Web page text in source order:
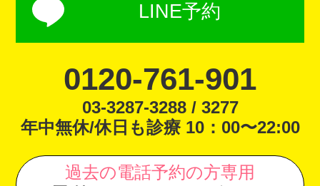
LINE予約
0120-761-901
03-3287-3288 / 3277
年中無休/休日も診療 10：00〜22:00
過去の電話予約の方専用